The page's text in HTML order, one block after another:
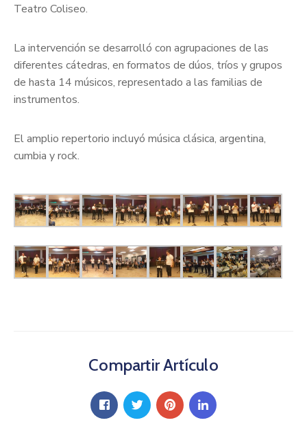
Teatro Coliseo.
La intervención se desarrolló con agrupaciones de las
diferentes cátedras, en formatos de dúos, tríos y grupos
de hasta 14 músicos, representado a las familias de
instrumentos.
El amplio repertorio incluyó música clásica, argentina,
cumbia y rock.
Compartir Artículo